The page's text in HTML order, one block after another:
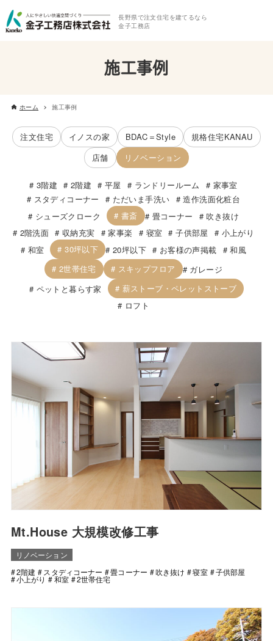
長野県で注文住宅を建てるなら
金子工務店
施工事例
ホーム 施工事例
注文住宅 イノスの家 BDAC＝Style
規格住宅KANAU
店舗
リノベーション
3階建 2階建 平屋 ランドリールーム
家事室
スタディコーナー
ただいま手洗い
造作洗面化粧台
シューズクローク
書斎 畳コーナー
吹き抜け
2階洗面
収納充実 家事楽 寝室 子供部屋
小上がり
和室
30坪以下 20坪以下 お客様の声掲載
和風
2世帯住宅
スキップフロア
ガレージ
ペットと暮らす家
薪ストーブ・ペレットストーブ
ロフト
Mt.House 大規模改修工事
リノベーション
2階建
スタディコーナー 畳コーナー 吹き抜け 寝室 子供部屋
小上がり 和室 2世帯住宅